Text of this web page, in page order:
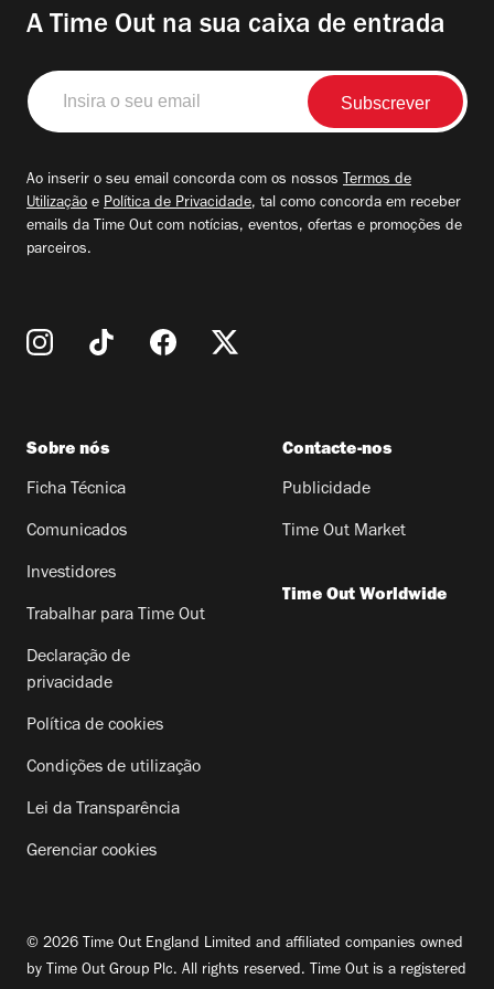
A Time Out na sua caixa de entrada
Insira
o
seu
Ao inserir o seu email concorda com os nossos Termos de
Utilização e Política de Privacidade, tal como concorda em receber
emails da Time Out com notícias, eventos, ofertas e promoções de
parceiros.
Sobre nós
Ficha Técnica
Comunicados
Investidores
Trabalhar para Time Out
Declaração de
privacidade
Política de cookies
Condições de utilização
Lei da Transparência
Gerenciar cookies
Contacte-nos
Publicidade
Time Out Market
Time Out Worldwide
© 2026 Time Out England Limited and affiliated companies owned
by Time Out Group Plc. All rights reserved. Time Out is a registered